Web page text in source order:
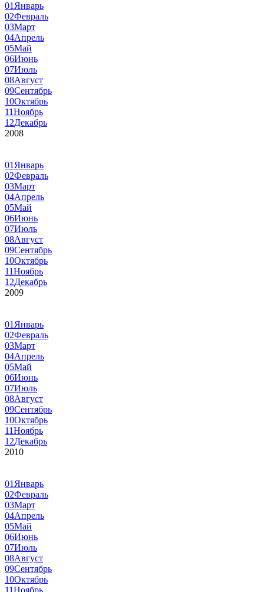
01 Январь
02Февраль
03Март
04Апрель
05Май
06Июнь
07Июль
08Август
09Сентябрь
10Октябрь
11Ноябрь
12Декабрь
2008
01 Январь
02Февраль
03Март
04Апрель
05Май
06Июнь
07Июль
08Август
09Сентябрь
10Октябрь
11Ноябрь
12Декабрь
2009
01 Январь
02Февраль
03Март
04Апрель
05Май
06Июнь
07Июль
08Август
09Сентябрь
10Октябрь
11Ноябрь
12Декабрь
2010
01 Январь
02Февраль
03Март
04Апрель
05Май
06Июнь
07Июль
08Август
09Сентябрь
10Октябрь
11Ноябрь